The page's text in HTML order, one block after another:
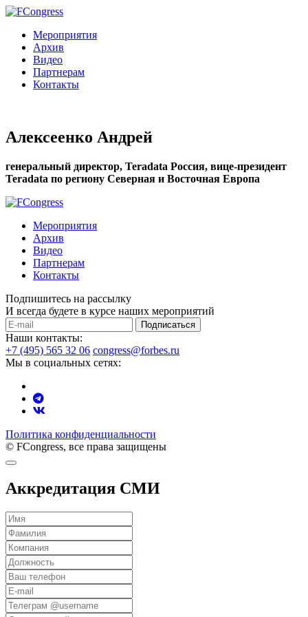
Мероприятия
Архив
Видео
Партнерам
Контакты
Алексеенко Андрей
генеральный директор, Teradata Россия, вице-президент
Teradata по региону Северная и Восточная Европа
Мероприятия
Архив
Видео
Партнерам
Контакты
Подпишитесь на рассылку
И всегда будете в курсе наших мероприятий
Подписаться
Наши контакты:
+7 (495) 565 32 06 congress@forbes.ru
Мы в социальных сетях:
Политика конфиденциальности
© FCongress, все права защищены
Аккредитация СМИ